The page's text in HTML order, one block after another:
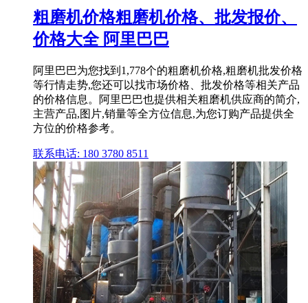
粗磨机价格粗磨机价格、批发报价、
价格大全 阿里巴巴
阿里巴巴为您找到1,778个的粗磨机价格,粗磨机批发价格
等行情走势,您还可以找市场价格、批发价格等相关产品
的价格信息。阿里巴巴也提供相关粗磨机供应商的简介,
主营产品,图片,销量等全方位信息,为您订购产品提供全
方位的价格参考。
联系电话: 180 3780 8511